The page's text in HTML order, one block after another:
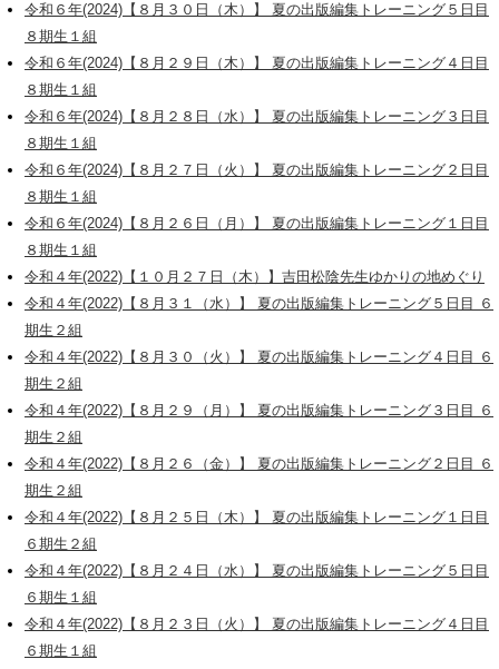
令和６年(2024)【８月３０日（木）】 夏の出版編集トレーニング５日目
８期生１組
令和６年(2024)【８月２９日（木）】 夏の出版編集トレーニング４日目
８期生１組
令和６年(2024)【８月２８日（水）】 夏の出版編集トレーニング３日目
８期生１組
令和６年(2024)【８月２７日（火）】 夏の出版編集トレーニング２日目
８期生１組
令和６年(2024)【８月２６日（月）】 夏の出版編集トレーニング１日目
８期生１組
令和４年(2022)【１０月２７日（木）】吉田松陰先生ゆかりの地めぐり
令和４年(2022)【８月３１（水）】 夏の出版編集トレーニング５日目 ６
期生２組
令和４年(2022)【８月３０（火）】 夏の出版編集トレーニング４日目 ６
期生２組
令和４年(2022)【８月２９（月）】 夏の出版編集トレーニング３日目 ６
期生２組
令和４年(2022)【８月２６（金）】 夏の出版編集トレーニング２日目 ６
期生２組
令和４年(2022)【８月２５日（木）】 夏の出版編集トレーニング１日目
６期生２組
令和４年(2022)【８月２４日（水）】 夏の出版編集トレーニング５日目
６期生１組
令和４年(2022)【８月２３日（火）】 夏の出版編集トレーニング４日目
６期生１組